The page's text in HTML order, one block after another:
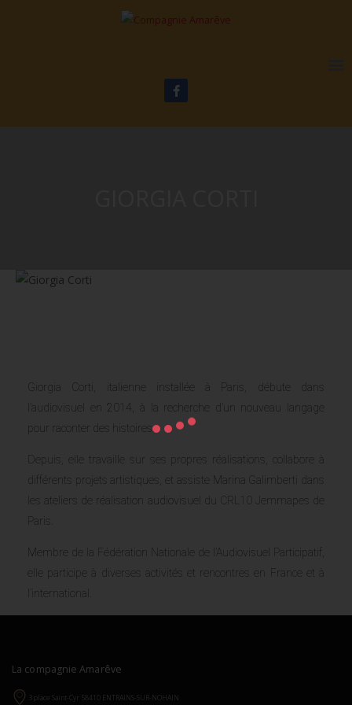
Giorgia Corti, italienne installée à Paris, débute dans
l’audiovisuel en 2014, à la recherche d’un nouveau langage
pour raconter des histoires.
Depuis, elle travaille sur ses propres réalisations, collabore à
différents projets artistiques, et assiste Marina Galimberti dans
les ateliers de réalisation audiovisuel du CRL10 Jemmapes de
Paris.
Membre de la Fédération Nationale de l’Audiovisuel Participatif,
elle participe à diverses activités et rencontres en France et à
l’international.
La compagnie Amarêve
3 place Saint-Cyr 58410 ENTRAINS-SUR-NOHAIN